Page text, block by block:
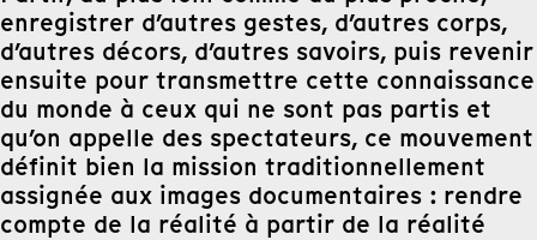
enregistrer d’autres gestes, d’autres corps,
d’autres décors, d’autres savoirs, puis revenir
ensuite pour transmettre cette connaissance
du monde à ceux qui ne sont pas partis et
qu’on appelle des spectateurs, ce mouvement
définit bien la mission traditionnellement
assignée aux images documentaires : rendre
compte de la réalité à partir de la réalité